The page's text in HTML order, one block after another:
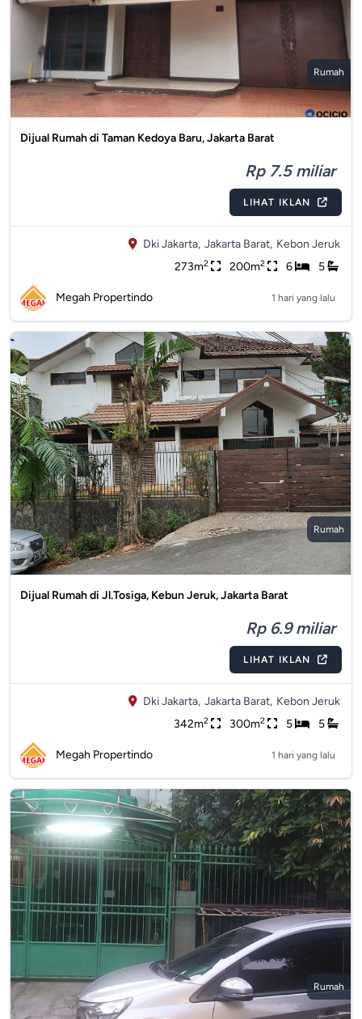
Rumah
Dijual Rumah di Taman Kedoya Baru, Jakarta Barat
Rp 7.5 miliar
LIHAT IKLAN
Dki Jakarta, Jakarta Barat, Kebon Jeruk
273m2 200m2 6 5
Megah Propertindo 1 hari yang lalu
Rumah
Dijual Rumah di Jl.Tosiga, Kebun Jeruk, Jakarta Barat
Rp 6.9 miliar
LIHAT IKLAN
Dki Jakarta, Jakarta Barat, Kebon Jeruk
342m2 300m2 5 5
Megah Propertindo 1 hari yang lalu
Rumah